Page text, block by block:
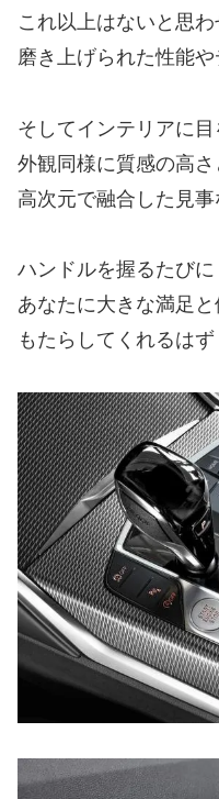
これ以上はないと思
磨き上げられた性能や
そしてインテリアに
外観同様に質感の高
高次元で融合した見
ハンドルを握るたびに
あなたに大きな満足と
もたらしてくれるはず